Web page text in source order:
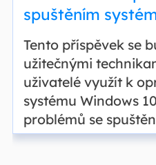
spuštěním
Tento příspěvek se
užitečnými
uživatelé využít k
systému Windows
problémů se